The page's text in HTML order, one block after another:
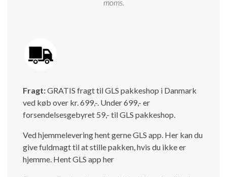
GPDR - KG Camping Kundeklub
moms.
Fragt:GRATIS fragt til GLS pakkeshop i Danmark
ved køb over kr. 699,-. Under 699,- er
forsendelsesgebyret 59,- til GLS pakkeshop.
Ved hjemmelevering hent gerne GLS app. Her kan du
give fuldmagt til at stille pakken, hvis du ikke er
hjemme. Hent GLS app her